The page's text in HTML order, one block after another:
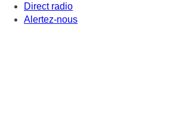
Direct radio
Alertez-nous